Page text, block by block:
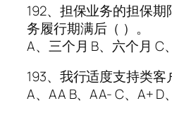
192、担保业务的担保
务履行期满后（ ）。
A、三个月 B、六个月 C
193、我行适度支持类客
A、AA B、AA- C、A+ D